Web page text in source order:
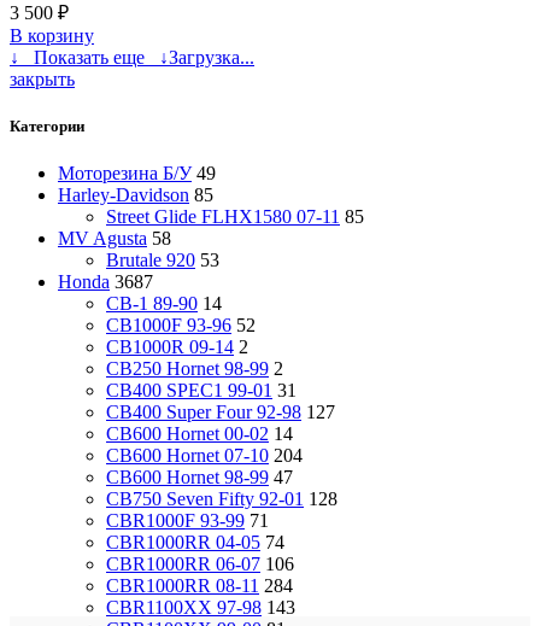
3 500 ₽
В корзину
↓ Показать еще ↓Загрузка...
закрыть
Категории
Моторезина Б/У 49
Harley-Davidson 85
Street Glide FLHX1580 07-11 85
MV Agusta 58
Brutale 920 53
Honda 3687
CB-1 89-90 14
CB1000F 93-96 52
CB1000R 09-14 2
CB250 Hornet 98-99 2
CB400 SPEC1 99-01 31
CB400 Super Four 92-98 127
CB600 Hornet 00-02 14
CB600 Hornet 07-10 204
CB600 Hornet 98-99 47
CB750 Seven Fifty 92-01 128
CBR1000F 93-99 71
CBR1000RR 04-05 74
CBR1000RR 06-07 106
CBR1000RR 08-11 284
CBR1100XX 97-98 143